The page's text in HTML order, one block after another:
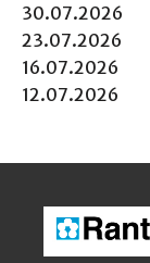
30.07.2026
23.07.2026
16.07.2026
12.07.2026